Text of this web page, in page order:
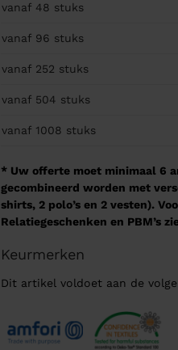
vanaf 48 stuks
vanaf 96 stuks
vanaf 252 stuks
vanaf 504 stuks
vanaf 1008 stuks
* Uw offerte moet minimaal 6
gecombineerd worden met
shirts, 2 polo’s en 2 vesten).
Relatiegeschenken en PBM’s
Keurmerken
Dit artikel voldoet aan de